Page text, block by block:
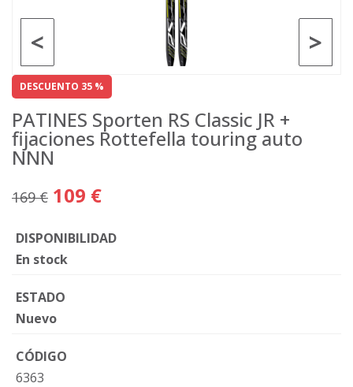
>
<
DESCUENTO 35 %
PATINES Sporten RS Classic JR +
fijaciones Rottefella touring auto
NNN
169 € 109 €
DISPONIBILIDAD
En stock
ESTADO
Nuevo
CÓDIGO
6363